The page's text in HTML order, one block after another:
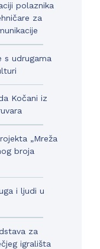
polaznika
za
s udrugama
Kočani iz
„Mreža
broja
i ljudi u
za
igrališta